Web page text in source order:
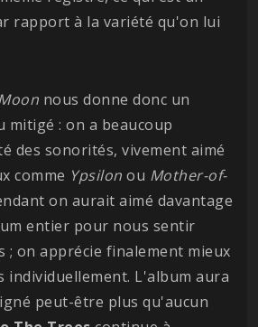
rapport à la variété qu'on lui
nous donne donc un
mitigé : on a beaucoup
des sonorités, vivement aimé
comme Ypsilon ou Mother-of-
on aurait aimé davantage
entier pour nous sentir
; on apprécie finalement mieux
individuellement. L'album aura
peut-être plus qu'aucun